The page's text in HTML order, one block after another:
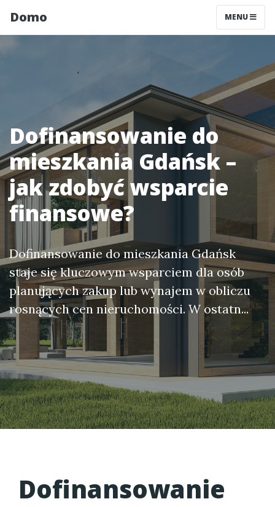
Domo MENU
Dofinansowanie do
mieszkania Gdańsk –
jak zdobyć wsparcie
finansowe?
Dofinansowanie do mieszkania Gdańsk
staje się kluczowym wsparciem dla osób
planujących zakup lub wynajem w obliczu
rosnących cen nieruchomości. W ostatn...
Dofinansowanie